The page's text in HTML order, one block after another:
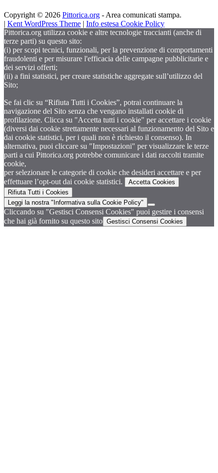
Copyright © 2026 Pittorica.org - Area comunicati stampa.
| Kent WordPress Theme | Info estesa Cookie Policy
Pittorica.org utilizza cookie e altre tecnologie traccianti (anche di
terze parti) su questo sito:
(i) per scopi tecnici, funzionali, per la prevenzione di comportamenti
fraudolenti e per misurare l'efficacia delle campagne pubblicitarie e
dei servizi offerti;
(ii) a fini statistici, per creare statistiche aggregate sull’utilizzo del
Sito;
Se fai clic su “Rifiuta Tutti i Cookies”, potrai continuare la
navigazione del Sito senza che vengano installati cookie di
profilazione. Clicca su "Accetta tutti i cookie" per accettare i cookie
(diversi dai cookie strettamente necessari al funzionamento del Sito e
dai cookie statistici, per i quali non è richiesto il consenso). In
alternativa, puoi cliccare su "Impostazioni" per visualizzare le terze
parti a cui Pittorica.org potrebbe comunicare i dati raccolti tramite
cookie,
per selezionare le categorie di cookie che desideri accettare e per
effettuare l’opt-out dai cookie statistici.
Accetta Cookies
Rifiuta Tutti i Cookies
Leggi la nostra "Informativa sulla Cookie Policy"
Cliccando su "Gestisci Consensi Cookies" puoi gestire i consensi
che hai già fornito su questo sito Gestisci Consensi Cookies